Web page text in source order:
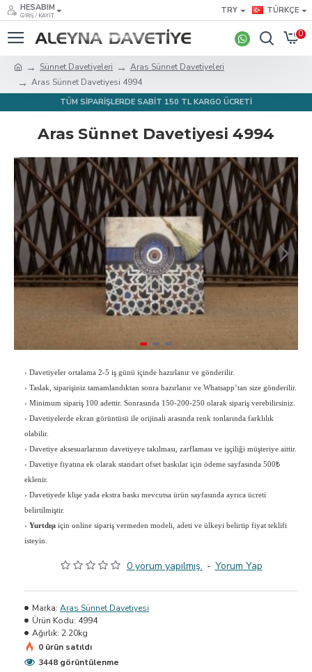
HESABIM
GIRIŞ / KAYIT
TRY TÜRKÇE
0
Sünnet Davetiyeleri
Aras Sünnet Davetiyeleri
Aras Sünnet Davetiyesi 4994
TÜM SİPARİŞLERDE SABİT 150 TL KARGO ÜCRETİ
Aras Sünnet Davetiyesi 4994
› Davetiyeler ortalama 2-5 iş günü içinde hazırlanır ve gönderilir.
› Taslak, siparişiniz tamamlandıktan sonra hazırlanır ve Whatsapp’tan size gönderilir.
› Minimum sipariş 100 adettir. Sonrasında 150-200-250 olarak sipariş verebilirsiniz.
› Davetiyelerde ekran görüntüsü ile orijinali arasında renk tonlarında farklılık
olabilir.
› Davetiye aksesuarlarının davetiyeye takılması, zarflaması ve işçiliği müşteriye aittir.
› Davetiye fiyatına ek olarak standart ofset baskılar için ödeme sayfasında 500₺
eklenir.
› Davetiyede klişe yada ekstra baskı mevcutsa ürün sayfasında ayrıca ücreti
belirtilmiştir.
› Yurtdışı için online sipariş vermeden modeli, adeti ve ülkeyi belirtip fiyat teklifi
isteyin.
0 yorum yapılmış. - Yorum Yap
Marka: Aras Sünnet Davetiyesi
Ürün Kodu: 4994
Ağırlık: 2.20kg
0 ürün satıldı
3448 görüntülenme